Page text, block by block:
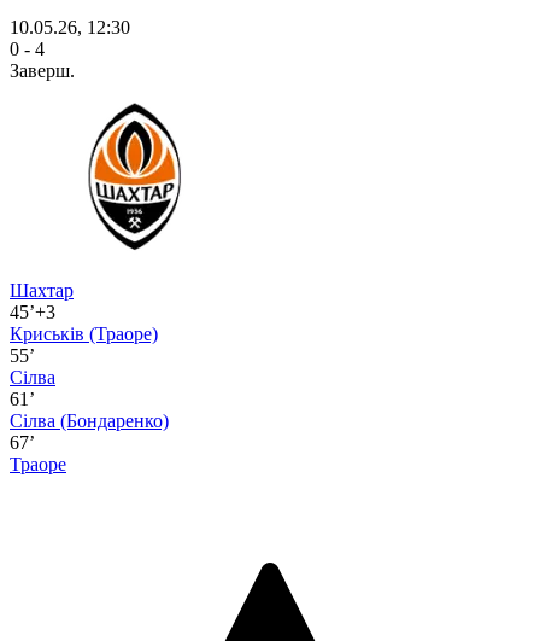
10.05.26, 12:30
0 - 4
Заверш.
Шахтар
45’+3
Криськів (Траоре)
55’
Сілва
61’
Сілва (Бондаренко)
67’
Траоре